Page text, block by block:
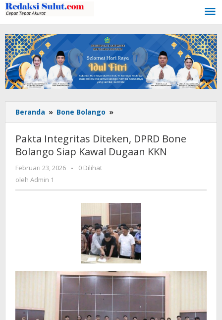
Lewati
ke
konten
Beranda » Bone Bolango »
Integritas
DPRD
Bone
KKN
Pakta Integritas Diteken, DPRD Bone
Bolango Siap Kawal Dugaan KKN
Februari 23, 2026
oleh
-
0 Dilihat
oleh Admin 1